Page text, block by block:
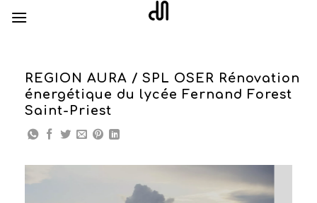
REGION AURA / SPL OSER Rénovation
énergétique du lycée Fernand Forest
Saint-Priest